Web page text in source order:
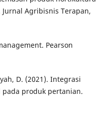
Agribisnis Terapan,
Pearson
D. (2021). Integrasi
produk pertanian.